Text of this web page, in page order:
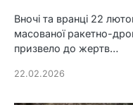
Вночі та вранці 22
масованої ракетно-
призвело до жертв…
22.02.2026